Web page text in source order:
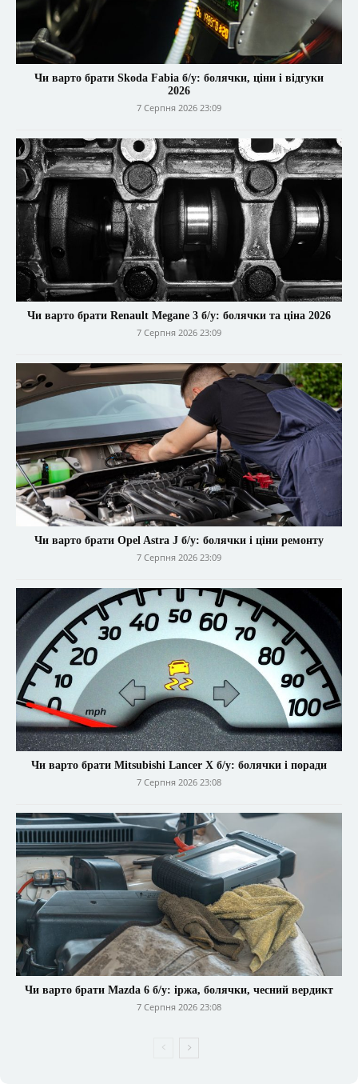
Чи варто брати Skoda Fabia б/у: болячки, ціни і відгуки
2026
7 Серпня 2026 23:09
Чи варто брати Renault Megane 3 б/у: болячки та ціна 2026
7 Серпня 2026 23:09
Чи варто брати Opel Astra J б/у: болячки і ціни ремонту
7 Серпня 2026 23:09
Чи варто брати Mitsubishi Lancer X б/у: болячки і поради
7 Серпня 2026 23:08
Чи варто брати Mazda 6 б/у: іржа, болячки, чесний вердикт
7 Серпня 2026 23:08